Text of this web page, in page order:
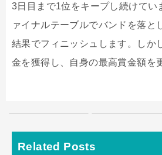
3日目まで1位をキープし続けてい
ァイナルテーブルでバンドを落と
結果でフィニッシュします。しか
金を獲得し、自身の最高賞金額を
Related Posts